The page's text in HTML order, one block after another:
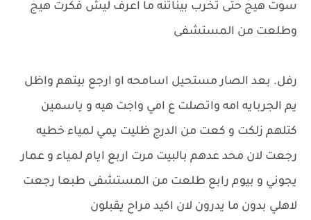
سوت هيج حتى تخرب بيناتنه ما اعرف ليش فكرت هيج
وطلعت من المستشفى
رفل. بعد الصار مستحيل اسامحه او ارجع بيتهم واظل
يم الجربايه امه واتصلت ع امي واجت هيه و ياسمين
كتلهم زلكت و كعت من الدرج ظليت يمي لمياء خطيه
رجعت لان محد عدهم بالبيت مرت اربع ايام لمياء و عمار
يجوني و بيوم رابع طلعت من المستشفى طبعا رجعت
لاهلي بدون ما يدرون لان اكيد مراح يقبلون